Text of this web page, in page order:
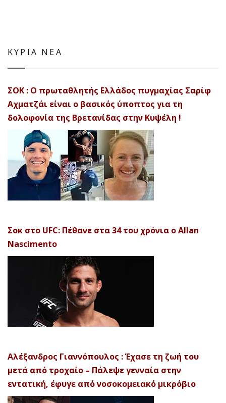
ΚΥΡΙΑ ΝΕΑ
ΣΟΚ : Ο πρωταθλητής Ελλάδος πυγμαχίας Σαρίφ
Αχματζάι είναι ο βασικός ύποπτος για τη
δολοφονία της Βρετανίδας στην Κυψέλη !
Σοκ στο UFC: Πέθανε στα 34 του χρόνια ο Allan
Nascimento
Αλέξανδρος Γιαννόπουλος : Έχασε τη ζωή του
μετά από τροχαίο – Πάλεψε γενναία στην
εντατική, έφυγε από νοσοκομειακό μικρόβιο